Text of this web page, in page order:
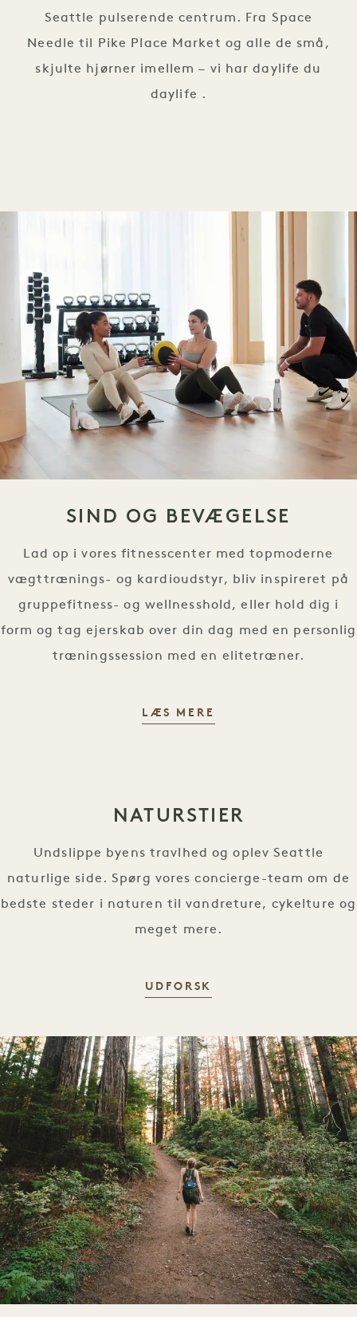
Seattle pulserende centrum. Fra Space
Needle til Pike Place Market og alle de små,
skjulte hjørner imellem – vi har daylife du
daylife .
SIND OG BEVÆGELSE
Lad op i vores fitnesscenter med topmoderne
vægttrænings- og kardioudstyr, bliv inspireret på
gruppefitness- og wellnesshold, eller hold dig i
form og tag ejerskab over din dag med en personlig
træningssession med en elitetræner.
LÆS MERE
NATURSTIER
Undslippe byens travlhed og oplev Seattle
naturlige side. Spørg vores concierge-team om de
bedste steder i naturen til vandreture, cykelture og
meget mere.
UDFORSK